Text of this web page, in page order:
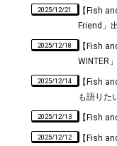
2025/12/21
【Fish
Friend」
2025/12/18
【Fish
WINTER
2025/12/14
【Fish
も語りた
2025/12/13 【Fish
2025/12/12
【Fish